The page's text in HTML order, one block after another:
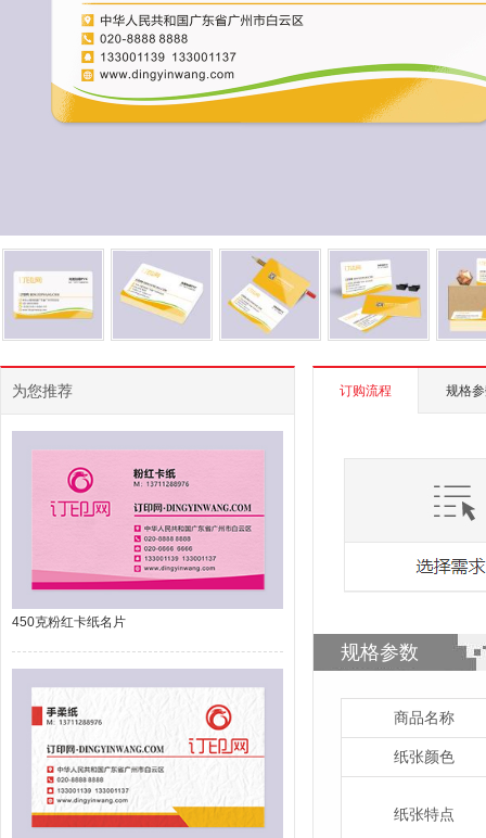
为您推荐
450克粉红卡纸名片
订购流程 规格
规格参数
商品名称
纸张颜色
纸张特点